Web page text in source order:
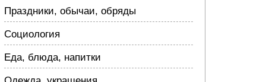
Праздники, обычаи, обряды
Социология
Еда, блюда, напитки